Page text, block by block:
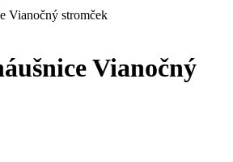
Vianočný stromček
Vianočný